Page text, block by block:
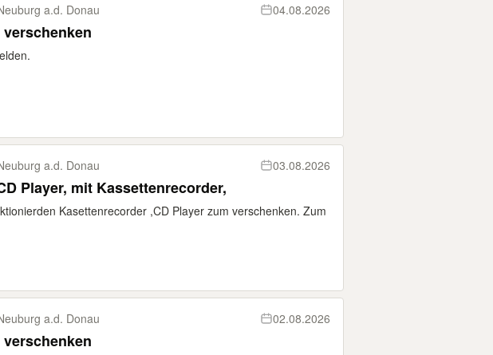
a.d. Donau 04.08.2026
a.d. Donau 03.08.2026
Player, mit Kassettenrecorder,
Kasettenrecorder ,CD Player zum verschenken. Zum
a.d. Donau 02.08.2026